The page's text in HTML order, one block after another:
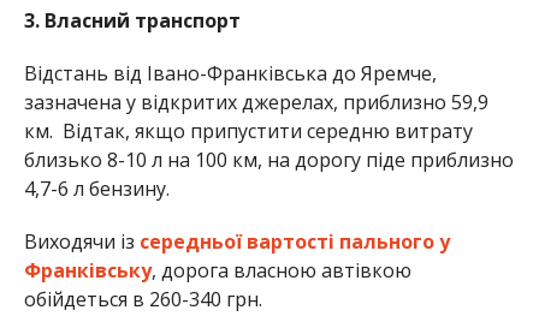
3. Власний транспорт
Відстань від Івано-Франківська до Яремче,
зазначена у відкритих джерелах, приблизно 59,9
км. Відтак, якщо припустити середню витрату
близько 8-10 л на 100 км, на дорогу піде приблизно
4,7-6 л бензину.
Виходячи із середньої вартості пального у
Франківську, дорога власною автівкою
обійдеться в 260-340 грн.